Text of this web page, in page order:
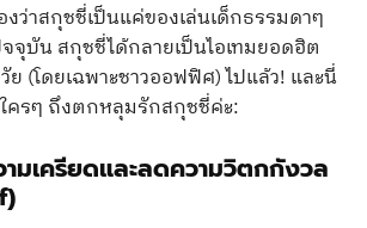
ว่าสกุชชี่เป็นแค่ของเล่นเด็กธรรมดาๆ
จุบัน สกุชชี่ได้กลายเป็นไอเทมยอดฮิต
(โดยเฉพาะชาวออฟฟิศ) ไปแล้ว! และนี่
ครๆ ถึงตกหลุมรักสกุชชี่ค่ะ:
มเครียดและลดความวิตกกังวล